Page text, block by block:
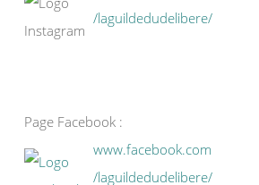
/laguildedudelibere/
Page Facebook :
www.facebook.com
/laguildedudelibere/